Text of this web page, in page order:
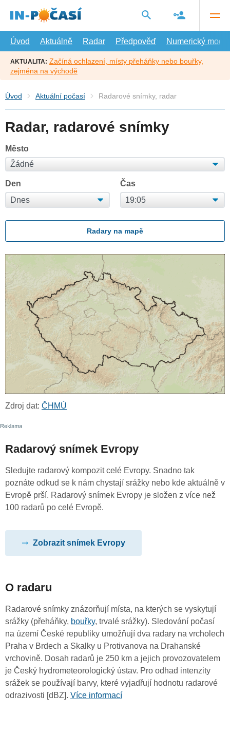
hlavní
Úvod
Aktuálně Radar Předpověď Numerický model
AKTUALITA: Začíná ochlazení, místy přeháňky nebo bouřky,
zejména na východě
Úvod Aktuální počasí Radarové snímky, radar
Radar, radarové snímky
Město
Den Čas
Radary na mapě
Zdroj dat: ČHMÚ
Radarový snímek Evropy
Sledujte radarový kompozit celé Evropy. Snadno tak
poznáte odkud se k nám chystají srážky nebo kde aktuálně v
Evropě prší. Radarový snímek Evropy je složen z více než
100 radarů po celé Evropě.
Zobrazit snímek Evropy
O radaru
Radarové snímky znázorňují místa, na kterých se vyskytují
srážky (přeháňky, bouřky, trvalé srážky). Sledování počasí
na území České republiky umožňují dva radary na vrcholech
Praha v Brdech a Skalky u Protivanova na Drahanské
vrchovině. Dosah radarů je 250 km a jejich provozovatelem
je Český hydrometeorologický ústav. Pro odhad intenzity
srážek se používají barvy, které vyjadřují hodnotu radarové
odrazivosti [dBZ]. Více informací